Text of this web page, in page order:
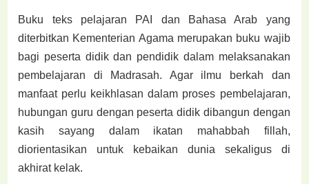
Buku teks pelajaran PAI dan Bahasa Arab yang
diterbitkan Kementerian Agama merupakan buku wajib
bagi peserta didik dan pendidik dalam melaksanakan
pembelajaran di Madrasah. Agar ilmu berkah dan
manfaat perlu keikhlasan dalam proses pembelajaran,
hubungan guru dengan peserta didik dibangun dengan
kasih sayang dalam ikatan mahabbah fillah,
diorientasikan untuk kebaikan dunia sekaligus di
akhirat kelak.